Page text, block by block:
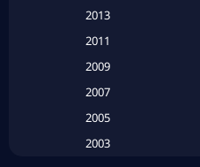
2013
2011
2009
2007
2005
2003